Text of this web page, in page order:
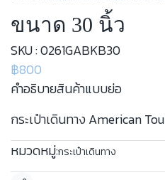
ขนาด 30 นิ้ว
SKU : 0261GABKB30
฿800
คำอธิบายสินค้าแบบย่อ
กระเป๋าเดินทาง American
หมวดหมู่:กระเป๋าเดินทาง